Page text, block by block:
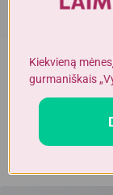
Dėmesio!
Kiekvieną
gurmaniškais